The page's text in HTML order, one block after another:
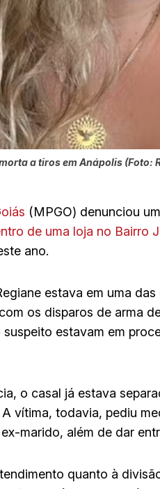
a tiros em Anápolis (Foto:
(MPGO) denunciou
de uma loja no Bairro
ano.
estava em uma
os disparos de arma
estavam em
o casal já estava
vítima, todavia, pediu
marido, além de dar
quanto à